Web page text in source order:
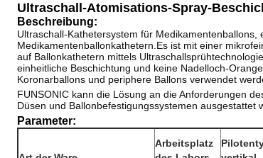
Ultraschall-Atomisations-Spray-
Beschreibung:
Ultraschall-Kathetersystem für
Medikamentenballonkathetern.Es ist mit einer
auf Ballonkathetern mittels
einheitliche Beschichtung und keine Nadelloch-
Koronarballons und periphere Ballons verwendet
FUNSONIC kann die Lösung an die Anforderungen
Düsen und Ballonbefestigungssystemen ausgestattet
Parameter:
Arbeitsplatz